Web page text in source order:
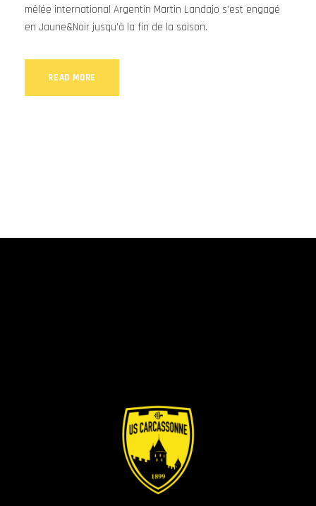
mêlée international Argentin Martin Landajo s'est engagé
en Jaune&Noir jusqu'à la fin de la saison.
READ MORE